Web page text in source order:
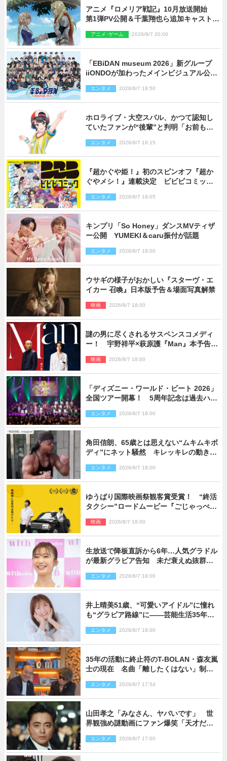
アニメ『ロメリア戦記』10月放送開始
第1弾PV公開＆千葉翔也ら追加キャスト4
アニメ･ゲーム 2026/8/7 20:00
「EBiDAN museum 2026」新グループ
iiONDOが加わったメインビジュアル公
エンタメ 2026/8/7 18:50
ホロライブ・大空スバル、かつて認知し
ていたファンが“後輩”と判明「お前もし
エンタメ 2026/8/7 18:15
『超かぐや姫！』初のスピンオフ『超か
ぐやメシ！』連載決定 ビビビコミック
エンタメ 2026/8/7 18:05
キンプリ「So Honey」ダンスMVティザ
ー公開 YUMEKI＆caru振付が話題
エンタメ 2026/8/7 18:00
ウサギの様子がおかしい『スターヴ・エ
イカー 召喚』日本版予告＆場面写真解禁
映画 2026/8/7 18:00
謎の男に尽くされるサスペンスコメディ
ー！ 宇野祥平×萩原護『Man』本予告＆
映画 2026/8/7 18:00
「ディズニー・ワールド・ビート 2026」
全国ツアー開幕！ 5周年記念は過去ハイ
ポート】
エンタメ 2026/8/7 18:00
角田信朗、65歳とは思えない“ムキムキボ
ディ”にネット騒然 キレッキレの動きを
エンタメ 2026/8/7 18:00
ゆうばり国際映画祭観客賞受賞！ “終活
タクシー”ロードムービー『ごじゃっぺタ
映画 2026/8/7 18:00
生放送で降板直訴から6年…人気グラドル
が最新グラビア告知 未だ衰えぬ抜群ス
エンタメ 2026/8/7 18:00
井上晴美51歳、“可愛いアイドル”に憧れ
も“グラビア路線”に――芸能生活35年を
エンタメ 2026/8/7 18:00
35年の活動に終止符のT-BOLAN・森友嵐
士の現在 名曲「離したくはない」制作
エンタメ 2026/8/7 17:54
山田孝之「みなさん、ヤバいです」 世
界観強め謎動画にファン爆笑「天才だ
エンタメ 2026/8/7 17:00